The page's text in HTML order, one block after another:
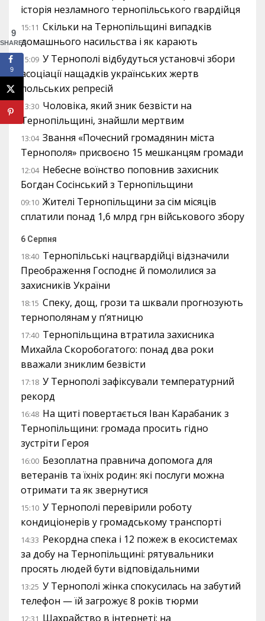
історія незламного тернопільського гвардійця
15:11 Скільки на Тернопільщині випадків
домашнього насильства і як карають
15:09 У Тернополі відбудуться установчі збори
асоціації нащадків українських жертв
польських репресій
13:30 Чоловіка, який зник безвісти на
Тернопільщині, знайшли мертвим
13:04 Звання «Почесний громадянин міста
Тернополя» присвоєно 15 мешканцям громади
12:04 Небесне воїнство поповнив захисник
Богдан Сосінський з Тернопільщини
09:10 Жителі Тернопільщини за сім місяців
сплатили понад 1,6 млрд грн військового збору
6 Серпня
18:40 Тернопільські нацгвардійці відзначили
Преображення Господнє й помолилися за
захисників України
18:15 Спеку, дощ, грози та шквали прогнозують
тернополянам у п’ятницю
17:40 Тернопільщина втратила захисника
Михайла Скоробогатого: понад два роки
вважали зниклим безвісти
17:18 У Тернополі зафіксували температурний
рекорд
16:48 На щиті повертається Іван Карабаник з
Тернопільщини: громада просить гідно
зустріти Героя
16:00 Безоплатна правнича допомога для
ветеранів та їхніх родин: які послуги можна
отримати та як звернутися
15:10 У Тернополі перевірили роботу
кондиціонерів у громадському транспорті
14:33 Рекордна спека і 12 пожеж в екосистемах
за добу на Тернопільщині: рятувальники
просять людей бути відповідальними
13:25 У Тернополі жінка спокусилась на забутий
телефон — їй загрожує 8 років тюрми
12:31 Шахрайство в інтернеті: на
9
SHARES
9